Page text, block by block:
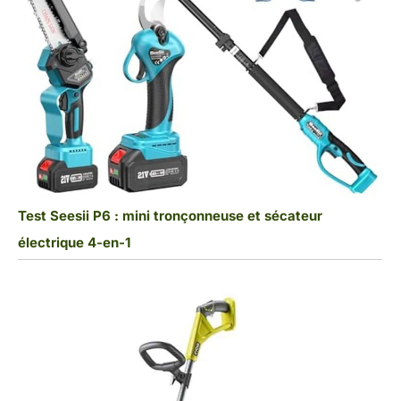
Test Seesii P6 : mini tronçonneuse et sécateur
électrique 4-en-1